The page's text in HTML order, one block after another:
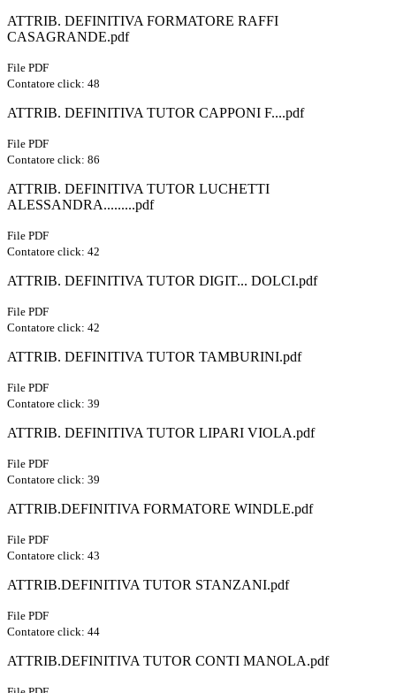
ATTRIB. DEFINITIVA FORMATORE RAFFI
CASAGRANDE.pdf
File PDF
Contatore click: 48
ATTRIB. DEFINITIVA TUTOR CAPPONI F....pdf
File PDF
Contatore click: 86
ATTRIB. DEFINITIVA TUTOR LUCHETTI
ALESSANDRA.........pdf
File PDF
Contatore click: 42
ATTRIB. DEFINITIVA TUTOR DIGIT... DOLCI.pdf
File PDF
Contatore click: 42
ATTRIB. DEFINITIVA TUTOR TAMBURINI.pdf
File PDF
Contatore click: 39
ATTRIB. DEFINITIVA TUTOR LIPARI VIOLA.pdf
File PDF
Contatore click: 39
ATTRIB.DEFINITIVA FORMATORE WINDLE.pdf
File PDF
Contatore click: 43
ATTRIB.DEFINITIVA TUTOR STANZANI.pdf
File PDF
Contatore click: 44
ATTRIB.DEFINITIVA TUTOR CONTI MANOLA.pdf